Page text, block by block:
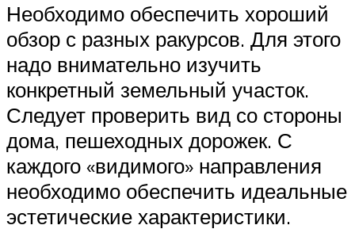
Необходимо обеспечить хороший
обзор с разных ракурсов. Для этого
надо внимательно изучить
конкретный земельный участок.
Следует проверить вид со стороны
дома, пешеходных дорожек. С
каждого «видимого» направления
необходимо обеспечить идеальные
эстетические характеристики.